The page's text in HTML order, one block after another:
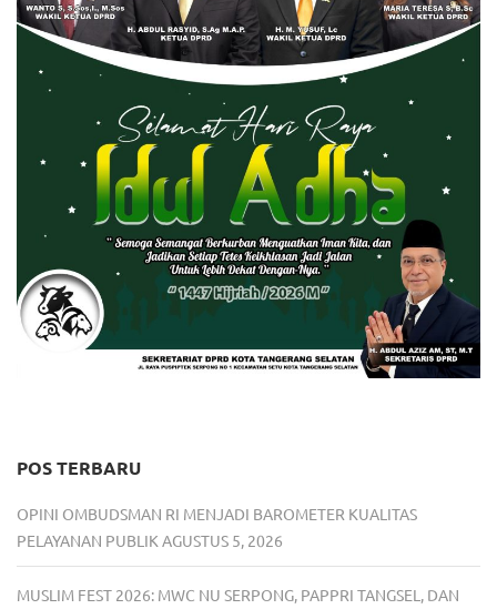
POS TERBARU
OPINI OMBUDSMAN RI MENJADI BAROMETER KUALITAS
PELAYANAN PUBLIK AGUSTUS 5, 2026
MUSLIM FEST 2026: MWC NU SERPONG, PAPPRI TANGSEL, DAN